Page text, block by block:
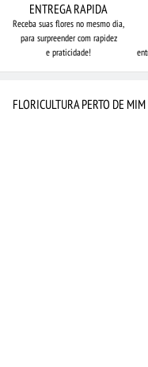
ENTREGA RAPIDA
Receba suas flores no mesmo dia,
para surpreender com rapidez
e praticidade!
FLORICULTURA PERTO DE